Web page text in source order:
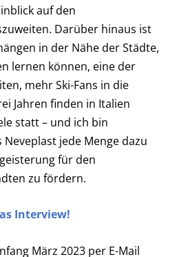
auf den
Darüber hinaus ist
in der Nähe der Städte,
lernen können, eine der
mehr Ski-Fans in die
Jahren finden in Italien
statt – und ich bin
jede Menge dazu
für den
zu fördern.
Interview!
März 2023 per E-Mail